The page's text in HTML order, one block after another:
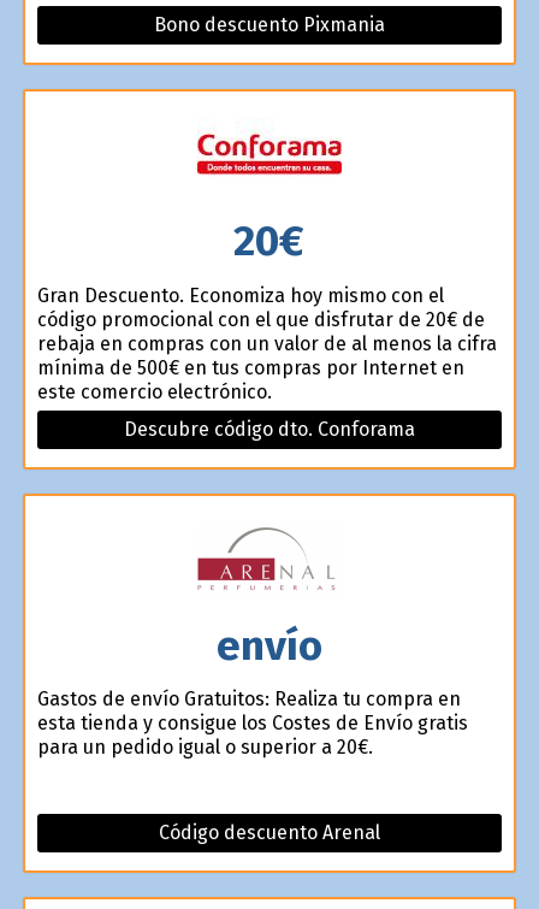
Bono descuento Pixmania
20€
Gran Descuento. Economiza hoy mismo con el
código promocional con el que disfrutar de 20€ de
rebaja en compras con un valor de al menos la cifra
mínima de 500€ en tus compras por Internet en
este comercio electrónico.
Descubre código dto. Conforama
envío
Gastos de envío Gratuitos: Realiza tu compra en
esta tienda y consigue los Costes de Envío gratis
para un pedido igual o superior a 20€.
Código descuento Arenal